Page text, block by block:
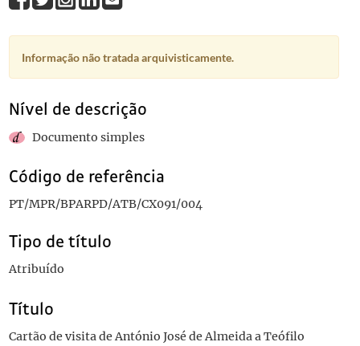
Informação não tratada arquivisticamente.
Nível de descrição
Documento simples
Código de referência
PT/MPR/BPARPD/ATB/CX091/004
Tipo de título
Atribuído
Título
Cartão de visita de António José de Almeida a Teófilo